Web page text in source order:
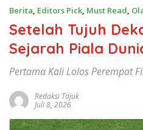
Berita, Editors Pick, Must Read,
Setelah Tujuh
Sejarah Piala
Pertama Kali Lolos Perempat
Redaksi Tajuk
Juli 8, 2026